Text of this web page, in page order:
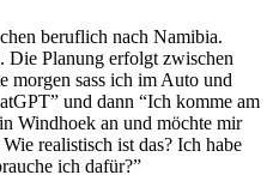
beruflich nach Namibia.
Die Planung erfolgt zwischen
morgen sass ich im Auto und
und dann “Ich komme am
Windhoek an und möchte mir
Wie realistisch ist das? Ich habe
ich dafür?”